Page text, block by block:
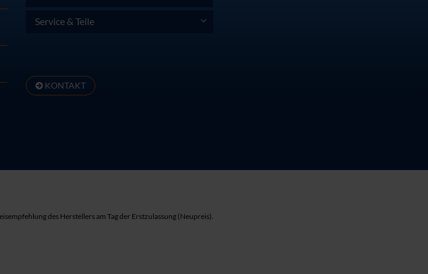
Service & Teile
KONTAKT
des Herstellers am Tag der Erstzulassung (Neupreis).